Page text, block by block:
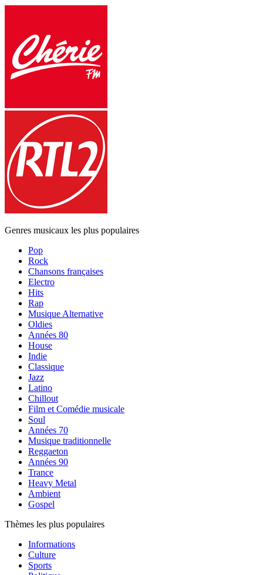
Genres musicaux les plus populaires
Pop
Rock
Chansons françaises
Electro
Hits
Rap
Musique Alternative
Oldies
Années 80
House
Indie
Classique
Jazz
Latino
Chillout
Film et Comédie musicale
Soul
Années 70
Musique traditionnelle
Reggaeton
Années 90
Trance
Heavy Metal
Ambient
Gospel
Thèmes les plus populaires
Informations
Culture
Sports